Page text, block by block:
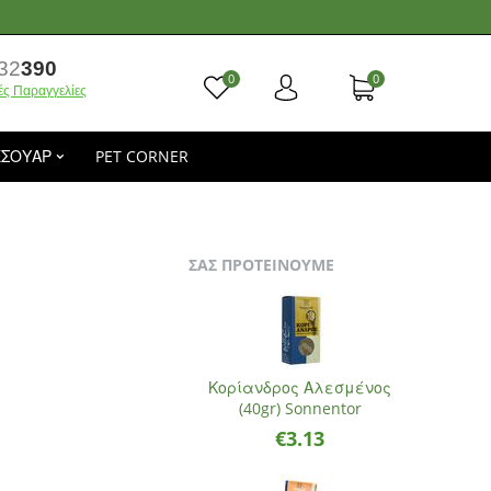
390
Παραγγελίες
0 0
PET CORNER
ΣΑΣ ΠΡΟΤΕΙΝΟΥΜΕ
Κορίανδρος Αλεσμένος
(40gr) Sonnentor
€3.13